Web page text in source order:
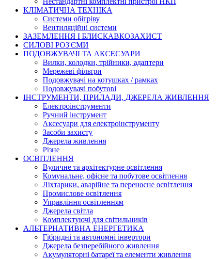
КЛІМАТИЧНА ТЕХНІКА
Системи обігріву
Вентиляційні системи
ЗАЗЕМЛЕННЯ І БЛИСКАВКОЗАХИСТ
СИЛОВІ РОЗ'ЄМИ
ПОДОВЖУВАЧІ ТА АКСЕСУАРИ
Вилки, колодки, трійники, адаптери
Мережеві фільтри
Подовжувачі на котушках / рамках
Подовжувачі побутові
ІНСТРУМЕНТИ, ПРИЛАДИ, ДЖЕРЕЛА ЖИВЛЕННЯ
Електроінструменти
Ручний інструмент
Аксесуари для електроінструменту
Засоби захисту
Джерела живлення
Різне
ОСВІТЛЕННЯ
Вуличне та архітектурне освітлення
Комунальне, офісне та побутове освітлення
Ліхтарики, аварійне та переносне освітлення
Промислове освітлення
Управління освітленням
Джерела світла
Комплектуючі для світильників
АЛЬТЕРНАТИВНА ЕНЕРГЕТИКА
Гібридні та автономні інвертори
Джерела безперебійного живлення
Акумуляторні батареї та елементи живлення